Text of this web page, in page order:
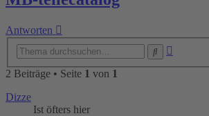
Antworten
2 Beiträge • Seite 1 von 1
Dizze
Ist öfters hier